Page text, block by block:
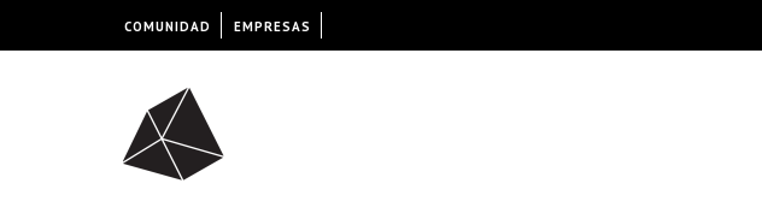
COMUNIDAD EMPRESAS